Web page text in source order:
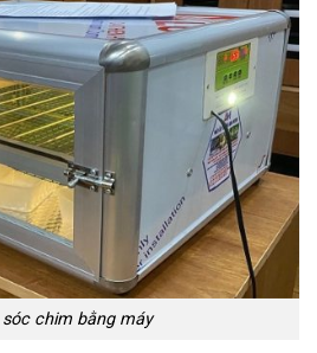
sóc chim bằng máy